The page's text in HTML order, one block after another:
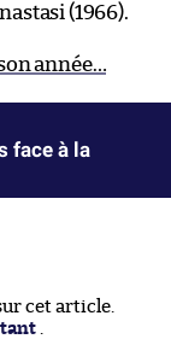
(1966).
année…
face à la
cet article.